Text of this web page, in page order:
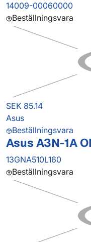
14009-00060000
Beställningsvara
SEK 85.14
Asus
Beställningsvara
Asus A3N-1A
13GNA510L160
Beställningsvara